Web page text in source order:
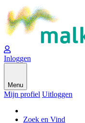
Inloggen
Menu
Mijn profiel Uitloggen
Zoek en Vind